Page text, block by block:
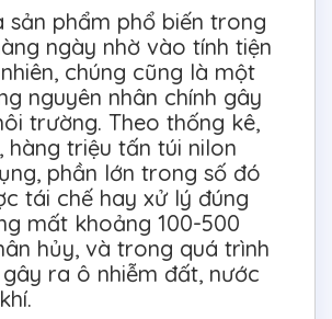
sản phẩm phổ biến trong
ngày nhờ vào tính tiện
chúng cũng là một
nguyên nhân chính gây
trường. Theo thống kê,
hàng triệu tấn túi nilon
phần lớn trong số đó
tái chế hay xử lý đúng
mất khoảng 100-500
hủy, và trong quá trình
ra ô nhiễm đất, nước